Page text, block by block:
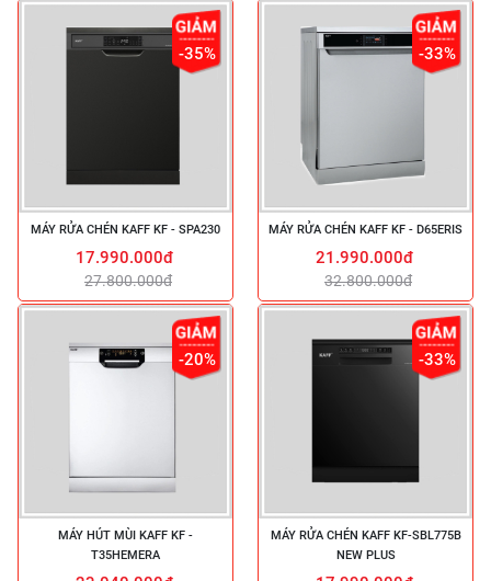
-35%
MÁY RỬA CHÉN KAFF KF - SPA230
17.990.000đ
27.800.000đ
-33%
MÁY RỬA CHÉN KAFF KF - D65ERIS
21.990.000đ
32.800.000đ
-20%
MÁY HÚT MÙI KAFF KF -
T35HEMERA
-33%
MÁY RỬA CHÉN KAFF KF-SBL775B
NEW PLUS